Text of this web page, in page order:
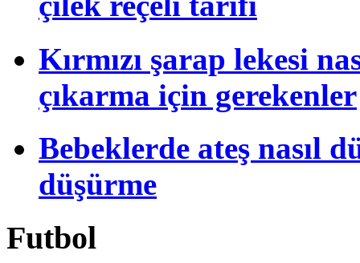
Kırmızı şarap lekesi
çıkarma için gerekenler
Bebeklerde ateş nasıl
düşürme
Futbol